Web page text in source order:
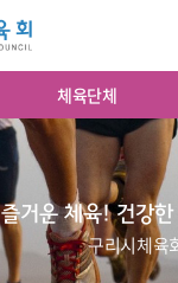
체육단체
즐거운 체육! 건강
구리시체육